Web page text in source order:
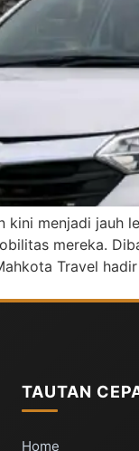
kini menjadi
mereka.
Travel
TAUTAN
Home